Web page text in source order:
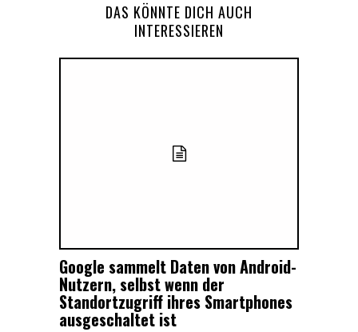
DAS KÖNNTE DICH AUCH
INTERESSIEREN
Google sammelt Daten von Android-
Nutzern, selbst wenn der
Standortzugriff ihres Smartphones
ausgeschaltet ist